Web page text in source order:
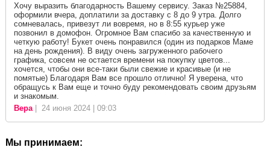
Хочу выразить благодарность Вашему сервису. Заказ №25884,
оформили вчера, доплатили за доставку с 8 до 9 утра. Долго
сомневалась, привезут ли вовремя, но в 8:55 курьер уже
позвонил в домофон. Огромное Вам спасибо за качественную и
четкую работу! Букет очень понравился (один из подарков Маме
на день рождения). В виду очень загруженного рабочего
графика, совсем не остается времени на покупку цветов...
хочется, чтобы они все-таки были свежие и красивые (и не
помятые) Благодаря Вам все прошло отлично! Я уверена, что
обращусь к Вам еще и точно буду рекомендовать своим друзьям
и знакомым.
Вера| 24 июня 2024 | 09:03
Мы принимаем: